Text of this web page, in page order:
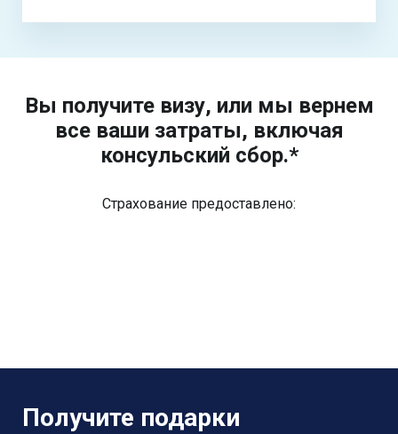
Вы получите визу, или мы вернем
все ваши затраты, включая
консульский сбор.*
Страхование предоставлено:
Получите подарки